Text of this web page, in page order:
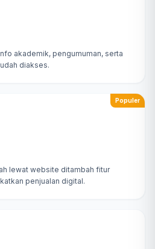
akademik, pengumuman, serta
diakses.
Populer
lewat website ditambah fitur
penjualan digital.